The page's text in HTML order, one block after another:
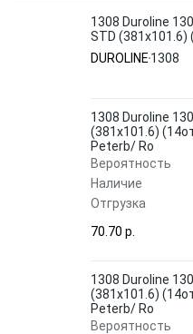
1308 Duroline
STD (381x101.6)
Inter/ Kenw/
DUROLINE 1308
1308 Duroline
(381x101.6)
Peterb/ Ro
Вероятность
Наличие
Отгрузка
70.70 p.
1308 Duroline
(381x101.6)
Peterb/ Ro
Вероятность